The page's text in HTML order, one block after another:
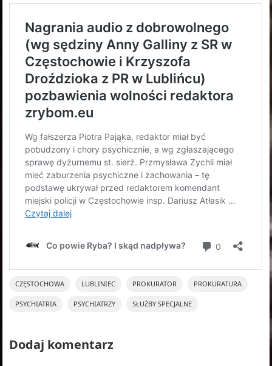
CZĘSTOCHOWA LUBLINIEC PROKURATOR PROKURATURA
PSYCHIATRIA PSYCHIATRZY SŁUŻBY SPECJALNE
Dodaj komentarz